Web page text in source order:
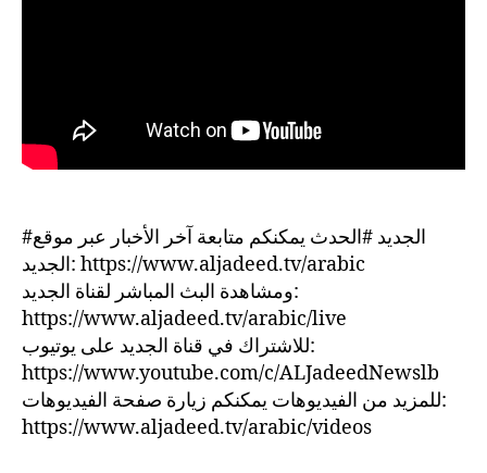
#الجديد #الحدث يمكنكم متابعة آخر الأخبار عبر موقع
الجديد: https://www.aljadeed.tv/arabic
ومشاهدة البث المباشر لقناة الجديد:
https://www.aljadeed.tv/arabic/live
للاشتراك في قناة الجديد على يوتيوب:
https://www.youtube.com/c/ALJadeedNewslb
للمزيد من الفيديوهات يمكنكم زيارة صفحة الفيديوهات:
https://www.aljadeed.tv/arabic/videos